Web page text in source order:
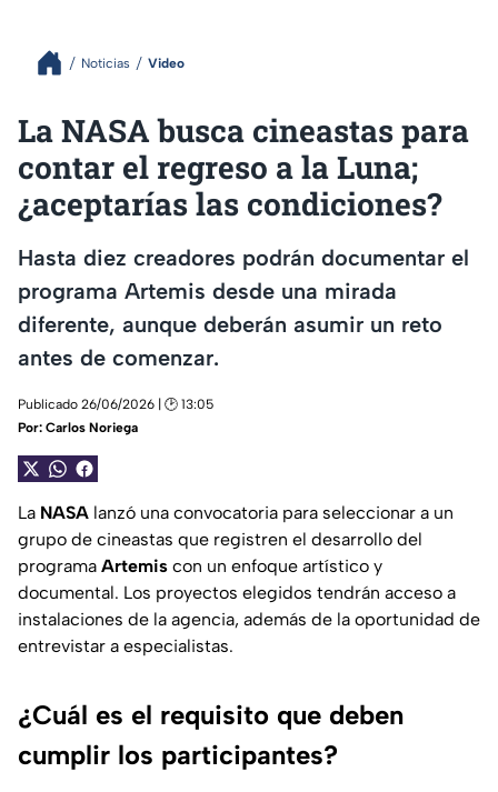
Noticias Video
La NASA busca cineastas para
contar el regreso a la Luna;
¿aceptarías las condiciones?
Hasta diez creadores podrán documentar el
programa Artemis desde una mirada
diferente, aunque deberán asumir un reto
antes de comenzar.
Publicado 26/06/2026 | 🕑 13:05
Por: Carlos Noriega
La NASA lanzó una convocatoria para seleccionar a un
grupo de cineastas que registren el desarrollo del
programa Artemis con un enfoque artístico y
documental. Los proyectos elegidos tendrán acceso a
instalaciones de la agencia, además de la oportunidad de
entrevistar a especialistas.
¿Cuál es el requisito que deben
cumplir los participantes?